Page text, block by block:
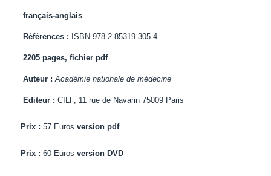
français-anglais
Références : ISBN 978-2-85319-305-4
2205 pages, fichier pdf
Auteur :Académie nationale de médecine
Editeur :CILF, 11 rue de Navarin 75009 Paris
Prix : 57 Eurosversion pdf
Prix : 60 Eurosversion DVD